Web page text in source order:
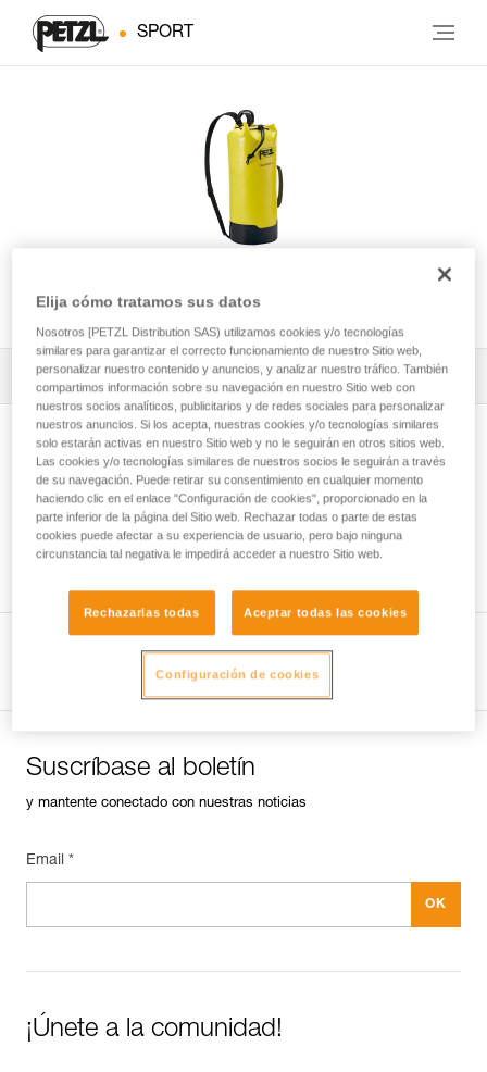
SPORT
CLASSIQUE 22
Todos los contenidos técnicos 1 Filtrar
Técnicas para equipar un pozo
Ver la página del producto
Suscríbase al boletín
y mantente conectado con nuestras noticias
Email *
¡Únete a la comunidad!
Elija cómo tratamos sus datos
Nosotros [PETZL Distribution SAS) utilizamos cookies y/o tecnologías
similares para garantizar el correcto funcionamiento de nuestro Sitio web,
personalizar nuestro contenido y anuncios, y analizar nuestro tráfico. También
compartimos información sobre su navegación en nuestro Sitio web con
nuestros socios analíticos, publicitarios y de redes sociales para personalizar
nuestros anuncios. Si los acepta, nuestras cookies y/o tecnologías similares
solo estarán activas en nuestro Sitio web y no le seguirán en otros sitios web.
Las cookies y/o tecnologías similares de nuestros socios le seguirán a través
de su navegación. Puede retirar su consentimiento en cualquier momento
haciendo clic en el enlace "Configuración de cookies", proporcionado en la
parte inferior de la página del Sitio web. Rechazar todas o parte de estas
cookies puede afectar a su experiencia de usuario, pero bajo ninguna
circunstancia tal negativa le impedirá acceder a nuestro Sitio web.
Rechazarlas todas Aceptar todas las cookies
Configuración de cookies